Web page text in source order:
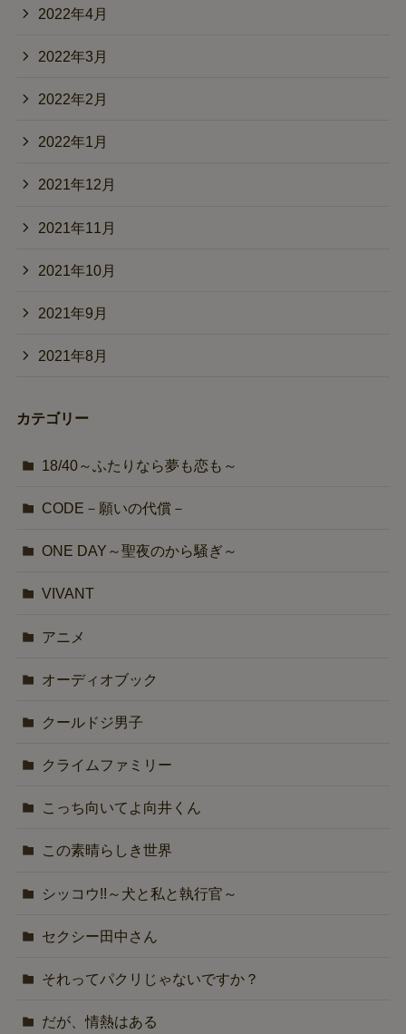
2022年4月
2022年3月
2022年2月
2022年1月
2021年12月
2021年11月
2021年10月
2021年9月
2021年8月
カテゴリー
18/40～ふたりなら夢も恋も～
CODE－願いの代償－
ONE DAY～聖夜のから騒ぎ～
VIVANT
アニメ
オーディオブック
クールドジ男子
クライムファミリー
こっち向いてよ向井くん
この素晴らしき世界
シッコウ!!～犬と私と執行官～
セクシー田中さん
それってパクリじゃないですか？
だが、情熱はある